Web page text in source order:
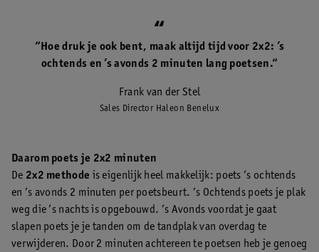
“Hoe druk je ook bent, maak altijd tijd voor 2x2: ’s
ochtends en ’s avonds 2 minuten lang poetsen.“
Frank van der Stel
Sales Director Haleon Benelux
Daarom poets je 2x2 minuten
De 2x2 methode is eigenlijk heel makkelijk: poets ’s ochtends
en ’s avonds 2 minuten per poetsbeurt. ’s Ochtends poets je plak
weg die ’s nachts is opgebouwd. ’s Avonds voordat je gaat
slapen poets je je tanden om de tandplak van overdag te
verwijderen. Door 2 minuten achtereen te poetsen heb je genoeg